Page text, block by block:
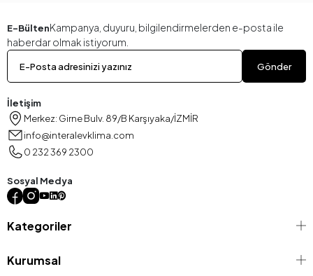
E-BültenKampanya, duyuru, bilgilendirmelerden e-posta ile
haberdar olmak istiyorum.
Gönder
İletişim
Merkez: Girne Bulv. 89/B Karşıyaka/İZMİR
info@interalevklima.com
0 232 369 2300
Sosyal Medya
Kategoriler
Kurumsal